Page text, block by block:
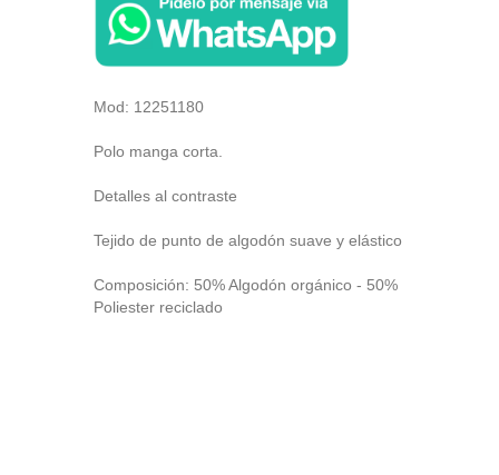
Mod: 12251180
Polo manga corta.
Detalles al contraste
Tejido de punto de algodón suave y elástico
Composición: 50% Algodón orgánico - 50%
Poliester reciclado